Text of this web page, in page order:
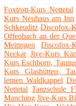
Foxtrott-Kurs Nettetal
Kurs Neuhaus am Inn
Schkeuditz Discofox-
Offenbach an der
Meitingen
Discofox-
Neckar Jive-Kurs
Kurs Eschborn,
Kurs Glashütten,
lernen Waldkappel
Nettetal Tanzschule
Manching Jive-Kurs